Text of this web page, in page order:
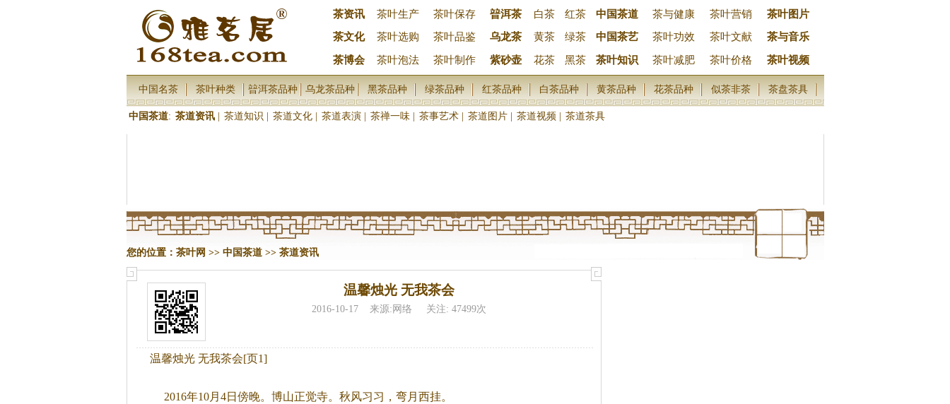
茶资讯 茶叶生产 茶叶保存 暜洱茶 白茶 红茶 中国茶道 茶与健康 茶叶营销
茶叶图片
茶文化
茶叶选购 茶叶品鉴 乌龙茶 黄茶 绿茶 中国茶艺 茶叶功效 茶叶文献 茶与音乐
茶博会 茶叶泡法 茶叶制作 紫砂壶 花茶 黑茶 茶叶知识 茶叶减肥 茶叶价格 茶叶视频
中国名茶 茶叶种类 暜洱茶品种 乌龙茶品种 黑茶品种 绿茶品种 红茶品种 白茶品种 黄茶品种 花茶品种 似茶非茶 茶盘茶具
中国茶道: 茶道资讯| 茶道知识 茶道文化| 茶道表演| 茶禅一味| 茶事艺术| 茶道图片| 茶道视频 茶道茶具
您的位置： 茶叶网 >> 中国茶道>> 茶道资讯
温馨烛光 无我茶会
2016-10-17 来源:网络 关注: 47499次
温馨烛光 无我茶会[页1]
2016年10月4日傍晚。博山正觉寺。秋风习习，弯月西挂。